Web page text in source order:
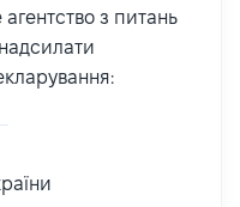
з питань